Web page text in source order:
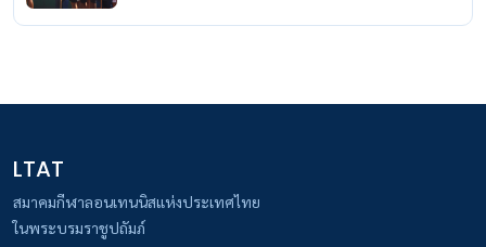
LTAT
สมาคมกีฬาลอนเทนนิสแห่งประเทศไทย
ในพระบรมราชูปถัมภ์